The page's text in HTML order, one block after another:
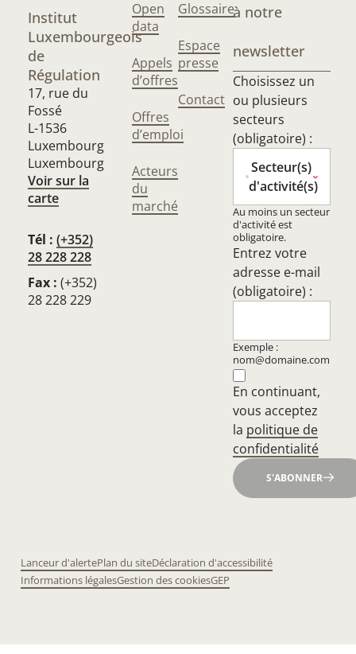
Institut
Luxembourgeois
de
Régulation
17, rue du
Fossé
L-1536
Luxembourg
Luxembourg
Voir sur la
carte
Tél : (+352)
28 228 228
Fax : (+352)
28 228 229
Open
data
Appels
d’offres
Offres
d’emploi
Acteurs
du
marché
Glossaire
Espace
presse
Contact
à notre
newsletter
Choisissez un
ou plusieurs
secteurs
(obligatoire) :
Secteur(s)
d'activité(s)
Au moins un secteur
d'activité est
obligatoire.
Entrez votre
adresse e-mail
(obligatoire) :
Exemple :
nom@domaine.com
En continuant,
vous acceptez
la politique de
confidentialité
S'ABONNER
Lanceur d'alertePlan du siteDéclaration d'accessibilité
Informations légalesGestion des cookiesGEP